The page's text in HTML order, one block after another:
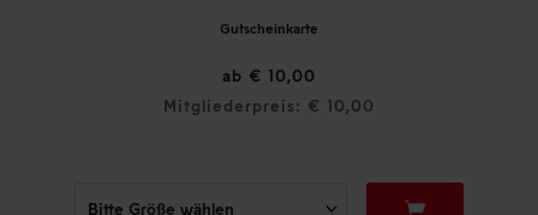
Gutscheinkarte
ab € 10,00
Mitgliederpreis: € 10,00